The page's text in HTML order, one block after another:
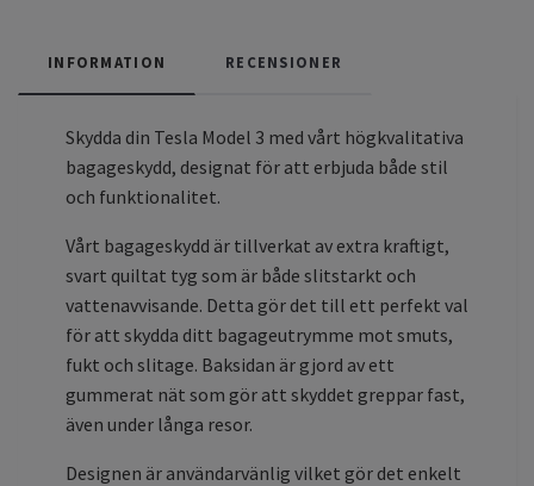
INFORMATION RECENSIONER
Skydda din Tesla Model 3 med vårt högkvalitativa
bagageskydd, designat för att erbjuda både stil
och funktionalitet.
Vårt bagageskydd är tillverkat av extra kraftigt,
svart quiltat tyg som är både slitstarkt och
vattenavvisande. Detta gör det till ett perfekt val
för att skydda ditt bagageutrymme mot smuts,
fukt och slitage. Baksidan är gjord av ett
gummerat nät som gör att skyddet greppar fast,
även under långa resor.
Designen är användarvänlig vilket gör det enkelt